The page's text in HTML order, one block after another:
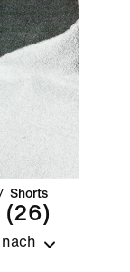
Shorts
(26)